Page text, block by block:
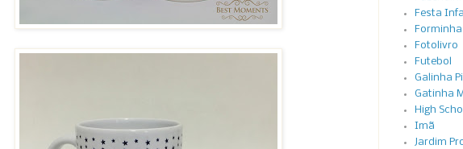
Festa
Fotolivro
Futebol
Galinha
Gatinha
High
Imã
Jardim